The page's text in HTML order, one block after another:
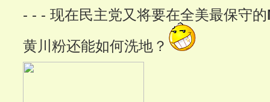
- - - 现在民主党又将要在全美最保守的
黄川粉还能如何洗地？